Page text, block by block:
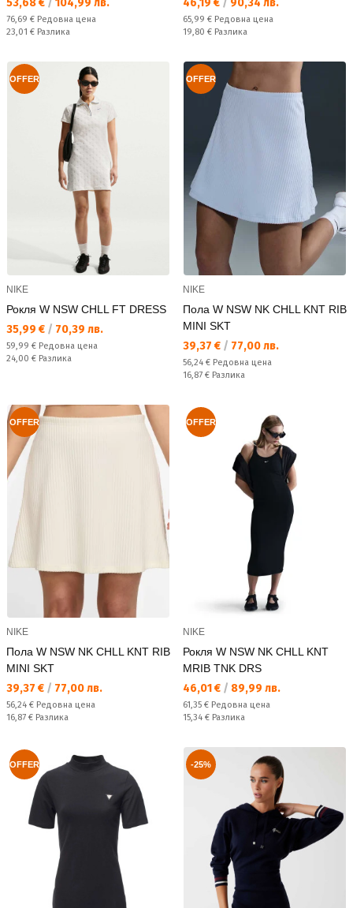
53,68 € / 104,99 лв.
Редовна цена:
76,69 € Редовна цена
Спестявате:
23,01 € Разлика
46,19 € / 90,34 лв.
Редовна цена:
65,99 € Редовна цена
Спестявате:
19,80 € Разлика
OFFER
NIKE
Рокля W NSW CHLL FT DRESS
Текуща цена:
35,99 € / 70,39 лв.
Редовна цена:
59,99 € Редовна цена
Спестявате:
24,00 € Разлика
OFFER
NIKE
Пола W NSW NK CHLL KNT RIB
MINI SKT
Текуща цена:
39,37 € / 77,00 лв.
Редовна цена:
56,24 € Редовна цена
Спестявате:
16,87 € Разлика
OFFER
NIKE
Пола W NSW NK CHLL KNT RIB
MINI SKT
Текуща цена:
39,37 € / 77,00 лв.
Редовна цена:
56,24 € Редовна цена
Спестявате:
16,87 € Разлика
OFFER
NIKE
Рокля W NSW NK CHLL KNT
MRIB TNK DRS
Текуща цена:
46,01 € / 89,99 лв.
Редовна цена:
61,35 € Редовна цена
Спестявате:
15,34 € Разлика
OFFER -25%